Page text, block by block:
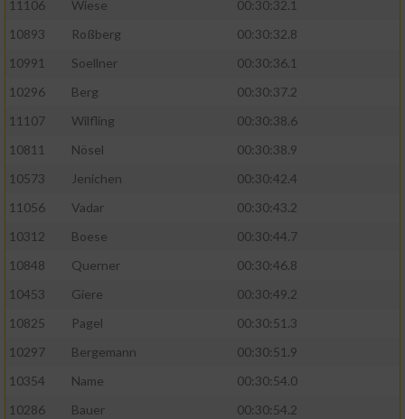
11106
Wiese
00:30:32.1
10893
Roßberg
00:30:32.8
10991
Soellner
00:30:36.1
10296
Berg
00:30:37.2
11107
Wilfling
00:30:38.6
10811
Nösel
00:30:38.9
10573
Jenichen
00:30:42.4
11056
Vadar
00:30:43.2
10312
Boese
00:30:44.7
10848
Querner
00:30:46.8
10453
Giere
00:30:49.2
10825
Pagel
00:30:51.3
10297
Bergemann
00:30:51.9
10354
Name
00:30:54.0
10286
Bauer
00:30:54.2